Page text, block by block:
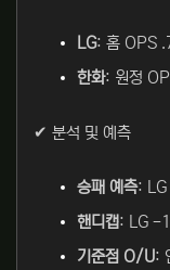
LG: 홈 OPS
한화: 원정
✔ 분석 및 예측
승패 예측: LG
핸디캡: LG -
기준점 O/U: